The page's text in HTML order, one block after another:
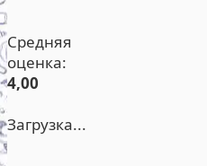
Средняя
оценка:
4,00
Загрузка...